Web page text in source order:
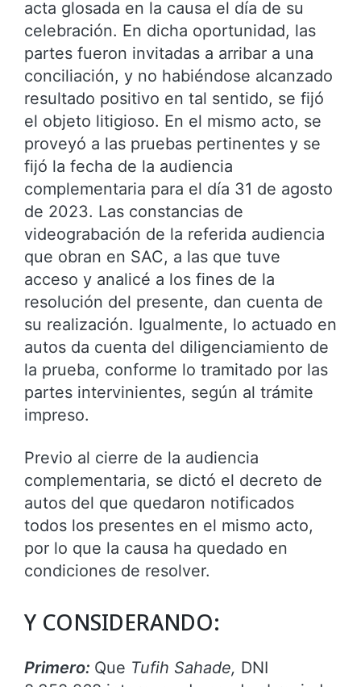
acta glosada en la causa el día de su
celebración. En dicha oportunidad, las
partes fueron invitadas a arribar a una
conciliación, y no habiéndose alcanzado
resultado positivo en tal sentido, se fijó
el objeto litigioso. En el mismo acto, se
proveyó a las pruebas pertinentes y se
fijó la fecha de la audiencia
complementaria para el día 31 de agosto
de 2023. Las constancias de
videograbación de la referida audiencia
que obran en SAC, a las que tuve
acceso y analicé a los fines de la
resolución del presente, dan cuenta de
su realización. Igualmente, lo actuado en
autos da cuenta del diligenciamiento de
la prueba, conforme lo tramitado por las
partes intervinientes, según al trámite
impreso.
Previo al cierre de la audiencia
complementaria, se dictó el decreto de
autos del que quedaron notificados
todos los presentes en el mismo acto,
por lo que la causa ha quedado en
condiciones de resolver.
Y CONSIDERANDO:
Primero: Que Tufih Sahade, DNI